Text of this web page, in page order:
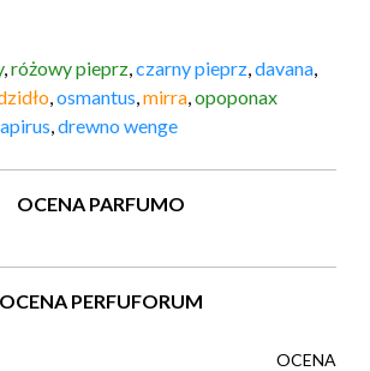
,różowy pieprz,czarny pieprz,davana,
,osmantus,mirra,opoponax
,drewno wenge
OCENA PARFUMO
OCENA PERFUFORUM
OCENA